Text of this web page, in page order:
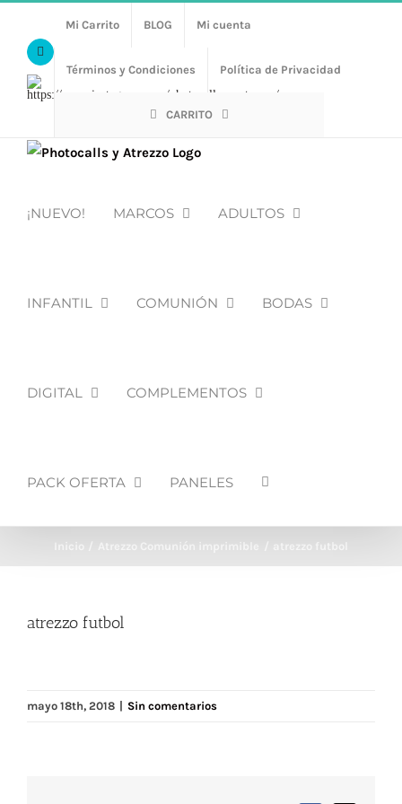
contenidoFacebook
Https://www.instagram.com/photocalls_y_atrezzo/
Mi Carrito BLOG Mi cuenta
Términos y Condiciones Política de Privacidad
CARRITO
¡NUEVO! MARCOS ADULTOS
INFANTIL COMUNIÓN BODAS
DIGITAL COMPLEMENTOS
PACK OFERTA PANELES
Inicio Atrezzo Comunión imprimible atrezzo futbol
atrezzo futbol
mayo 18th, 2018 | Sin comentarios